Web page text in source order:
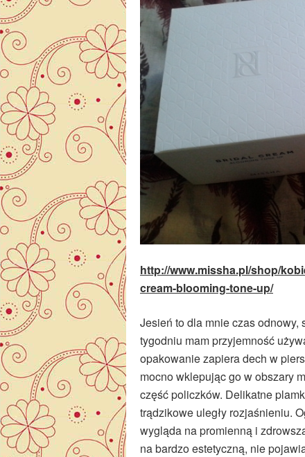
http://www.missha.pl/shop/
cream-blooming-tone-up/
Jesień to dla mnie czas
tygodniu mam przyjemność
opakowanie zapiera dech w
mocno wklepując go w obszary
część policzków. Delikatne
trądzikowe uległy rozjaśnieniu.
wygląda na promienną i
na bardzo estetyczną, nie